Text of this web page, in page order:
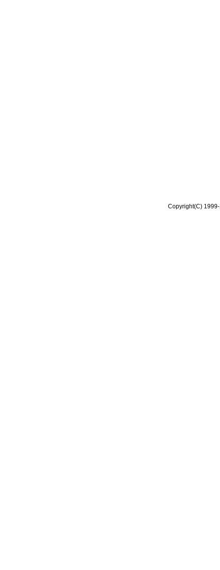
Copyright(C)